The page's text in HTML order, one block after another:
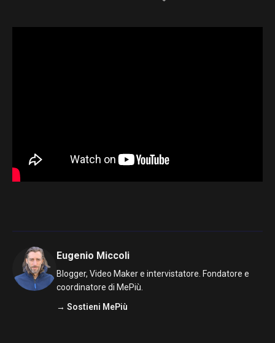
Eugenio Miccoli
Blogger, Video Maker e intervistatore. Fondatore e
coordinatore di MePiù.
→ Sostieni MePiù